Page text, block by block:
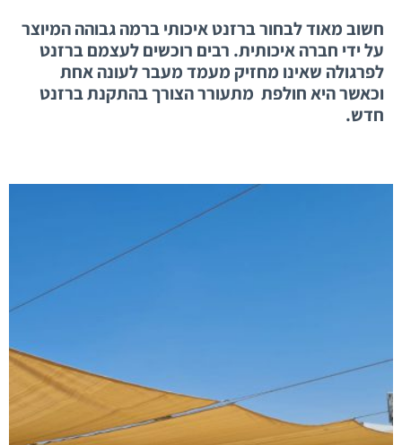
חשוב מאוד לבחור ברזנט איכותי ברמה גבוהה המיוצר
על ידי חברה איכותית. רבים רוכשים לעצמם ברזנט
לפרגולה שאינו מחזיק מעמד מעבר לעונה אחת
וכאשר היא חולפת מתעורר הצורך בהתקנת ברזנט
חדש.